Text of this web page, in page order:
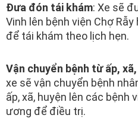
Đưa đón tái khám: Xe sẽ
Vinh lên bệnh viện Chợ
để tái khám theo lịch hẹn.
Vận chuyển bệnh từ ấp,
xe sẽ vận chuyển bệnh
ấp, xã, huyện lên các bệnh
ương để điều trị.